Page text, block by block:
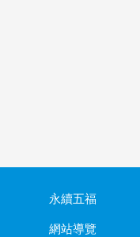
永續五福
網站導覽